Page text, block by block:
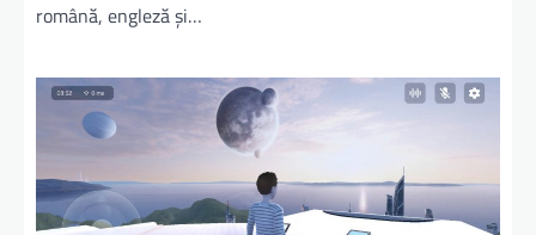
română, engleză și…